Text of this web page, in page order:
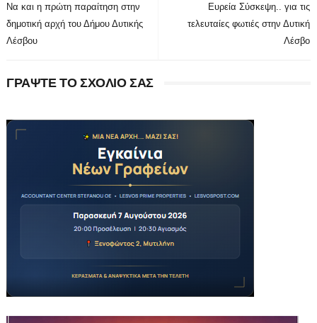
Ευρεία Σύσκεψη.. για τις
τελευταίες φωτιές στην Δυτική
Λέσβο
Να και η πρώτη παραίτηση στην
δημοτική αρχή του Δήμου Δυτικής
Λέσβου
ΓΡΑΨΤΕ ΤΟ ΣΧΟΛΙΟ ΣΑΣ